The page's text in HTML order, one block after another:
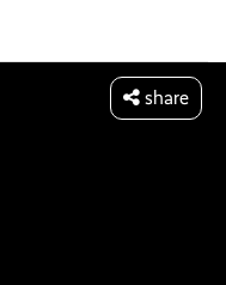
share